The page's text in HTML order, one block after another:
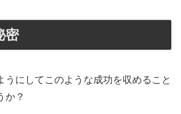
密
うにしてこのような成功を収めること
か？